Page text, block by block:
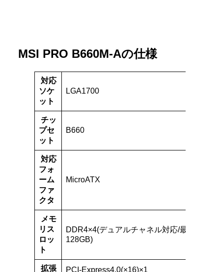
MSI PRO B660M-Aの仕様
対応
ソケ
ット
LGA1700
チッ
プセ
ット
B660
対応
フォ
ーム
ファ
クタ
MicroATX
メモ
リス
ロッ
ト
DDR4×4(デュアルチャネル対応/最大
128GB)
拡張
PCI-Express4.0(×16)×1